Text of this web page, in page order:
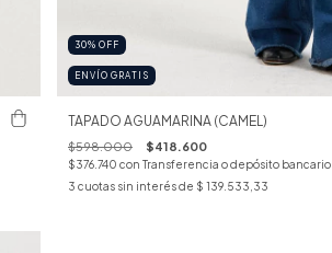
30% OFF
ENVÍO GRATIS
TAPADO AGUAMARINA (CAMEL)
$598.000 $418.600
$376.740 con Transferencia o depósito bancario
3 cuotas sin interés de $ 139.533,33